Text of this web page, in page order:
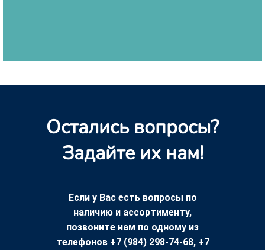
Остались вопросы?
Задайте их нам!
Если у Вас есть вопросы по
наличию и ассортименту,
позвоните нам по одному из
телефонов +7 (984) 298-74-68, +7